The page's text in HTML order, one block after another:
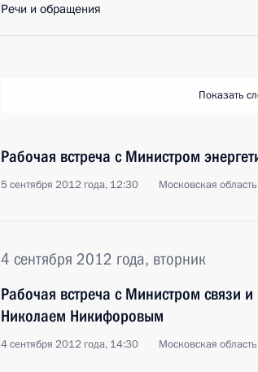
Речи и обращения
Показать
Рабочая встреча с Министром
5 сентября 2012 года, 12:30 Московская
4 сентября 2012 года, вторник
Рабочая встреча с Министром связи
Николаем Никифоровым
4 сентября 2012 года, 14:30 Московская